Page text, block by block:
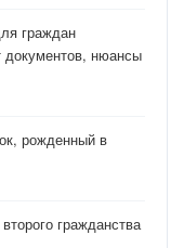
граждан
документов, нюансы
рожденный в
гражданства